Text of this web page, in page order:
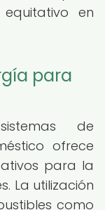
en
para
de
ofrece
para la
La utilización
como